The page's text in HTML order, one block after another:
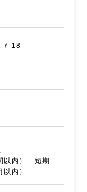
7-18
以内） 短期
内）